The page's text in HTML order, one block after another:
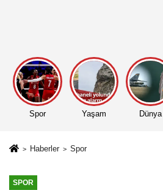
Spor Yaşam Dünya
Haberler Spor
SPOR